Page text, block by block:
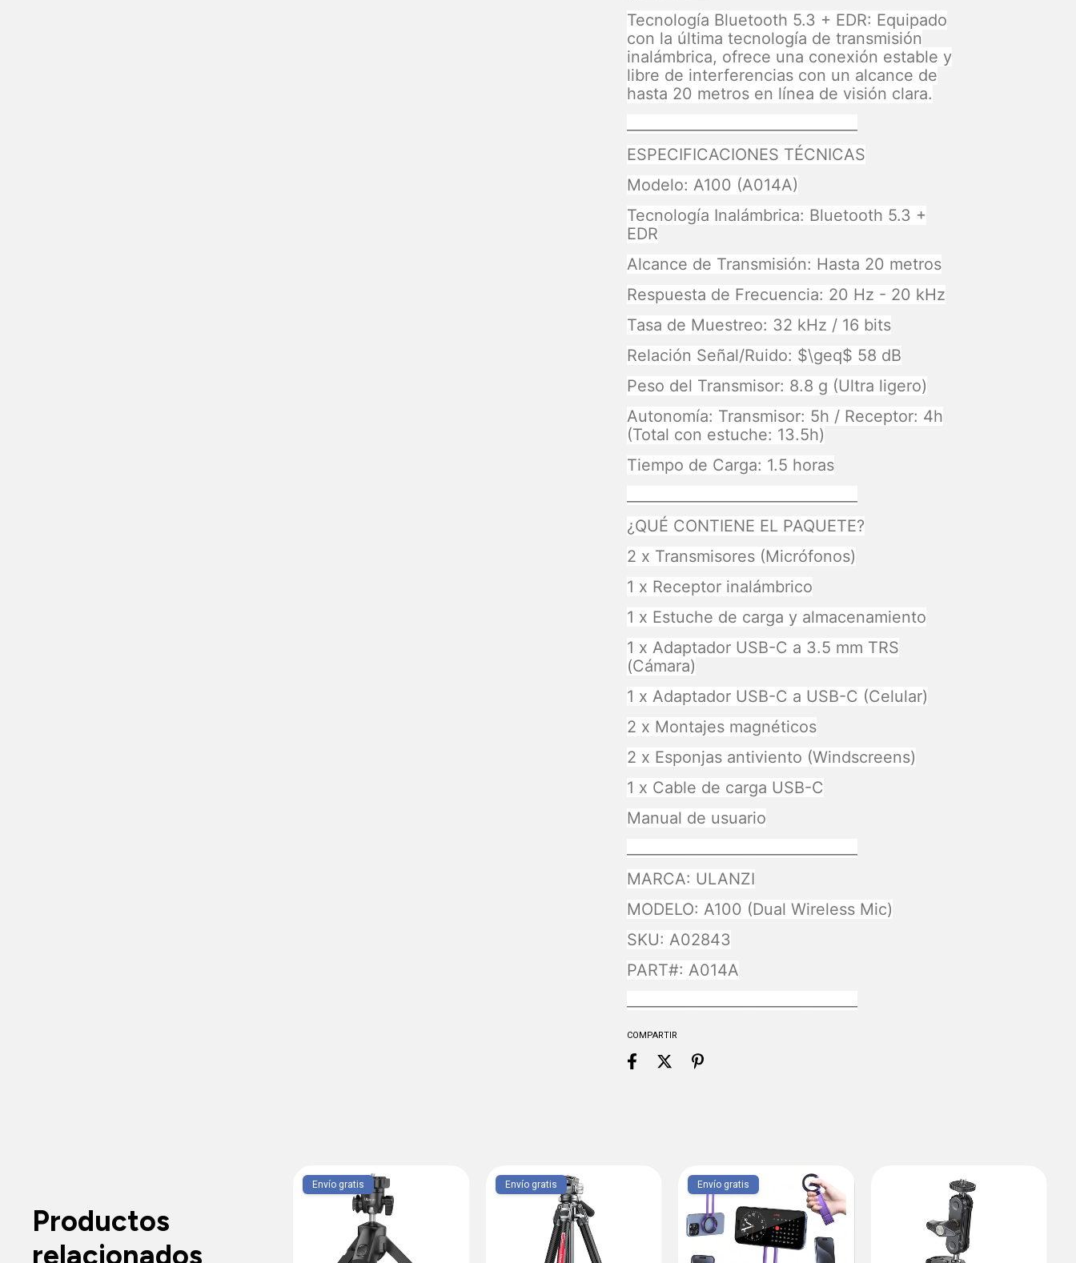
Tecnología Bluetooth 5.3 + EDR: Equipado
con la última tecnología de transmisión
inalámbrica, ofrece una conexión estable y
libre de interferencias con un alcance de
hasta 20 metros en línea de visión clara.
ESPECIFICACIONES TÉCNICAS
Modelo: A100 (A014A)
Tecnología Inalámbrica: Bluetooth 5.3 +
EDR
Alcance de Transmisión: Hasta 20 metros
Respuesta de Frecuencia: 20 Hz - 20 kHz
Tasa de Muestreo: 32 kHz / 16 bits
Relación Señal/Ruido: $\geq$ 58 dB
Peso del Transmisor: 8.8 g (Ultra ligero)
Autonomía: Transmisor: 5h / Receptor: 4h
(Total con estuche: 13.5h)
Tiempo de Carga: 1.5 horas
¿QUÉ CONTIENE EL PAQUETE?
2 x Transmisores (Micrófonos)
1 x Receptor inalámbrico
1 x Estuche de carga y almacenamiento
1 x Adaptador USB-C a 3.5 mm TRS
(Cámara)
1 x Adaptador USB-C a USB-C (Celular)
2 x Montajes magnéticos
2 x Esponjas antiviento (Windscreens)
1 x Cable de carga USB-C
Manual de usuario
MARCA: ULANZI
MODELO: A100 (Dual Wireless Mic)
SKU: A02843
PART#: A014A
COMPARTIR
Productos
relacionados
Envío gratis Envío gratis Envío gratis